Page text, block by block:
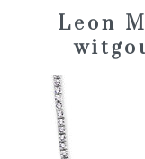
Leon